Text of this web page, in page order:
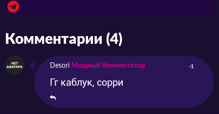
Комментарии (4)
Desori Мощный Комментатор -1
Гг каблук, сорри